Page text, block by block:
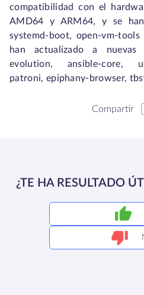
compatibilidad con el
AMD64 y ARM64, y se
systemd‑boot,
han actualizado a nuevas
evolution, ansible-core,
patroni, epiphany-browser,
Compartir
¿TE HA RESULTADO